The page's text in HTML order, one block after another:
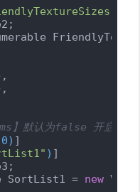
默认为false 开启后为
]
) ]
SortList1 = new